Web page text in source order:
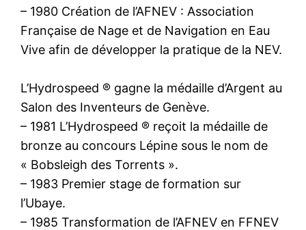
– 1980 Création de l’AFNEV : Association
Française de Nage et de Navigation en Eau
Vive afin de développer la pratique de la NEV.
L’Hydrospeed ® gagne la médaille d’Argent au
Salon des Inventeurs de Genève.
– 1981 L’Hydrospeed ® reçoit la médaille de
bronze au concours Lépine sous le nom de
« Bobsleigh des Torrents ».
– 1983 Premier stage de formation sur
l’Ubaye.
– 1985 Transformation de l’AFNEV en FFNEV